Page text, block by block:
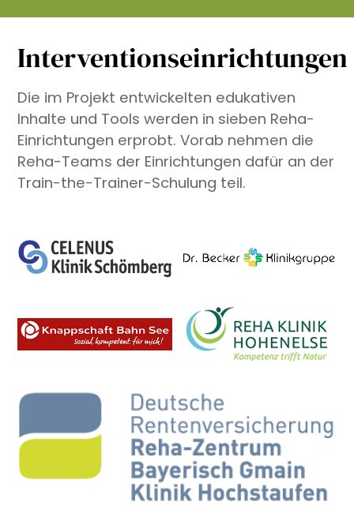
Interventionseinrichtungen
Die im Projekt entwickelten edukativen
Inhalte und Tools werden in sieben Reha-
Einrichtungen erprobt. Vorab nehmen die
Reha-Teams der Einrichtungen dafür an der
Train-the-Trainer-Schulung teil.